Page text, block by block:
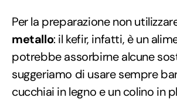
Per la preparazione non
metallo: il kefir, infatti, è un
potrebbe assorbirne alcune
suggeriamo di usare sempre
cucchiai in legno e un colino in